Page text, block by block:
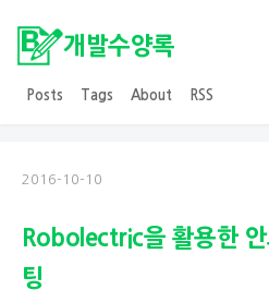
개발수양록
Posts Tags About RSS
2016-10-10
Robolectric을 활용한
팅